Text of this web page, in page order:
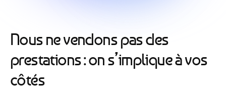
Nousnevendons pasdes
prestations:ons’impliqueàvos
côtés